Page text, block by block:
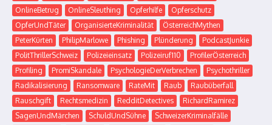
OnlineBetrug
OnlineSleuthing Opferhilfe
Opferschutz
OpferUndTäter
OrganisierteKriminalität
ÖsterreichMythen
PeterKürten
PhilipMarlowe Phishing Plünderung
PodcastJunkie
PolitThrillerSchweiz
Polizeieinsatz Polizeiruf110
ProfilerÖsterreich
Profiling
PromiSkandale PsychologieDerVerbrechen
Psychothriller
Radikalisierung
Ransomware RateMit Raub
Raubüberfall
Rauschgift
Rechtsmedizin RedditDetectives
RichardRamirez
SagenUndMärchen
SchuldUndSühne
SchweizerKriminalfälle